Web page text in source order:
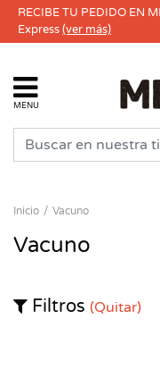
RECIBE TU PEDIDO EN
Express(ver más)
MENU
Inicio Vacuno
Vacuno
Filtros (Quitar)